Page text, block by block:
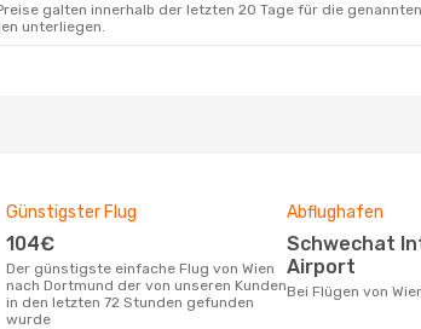
galten innerhalb der letzten 20 Tage für die
unterliegen.
Günstigster Flug
104€
Der günstigste einfache Flug von Wien
nach Dortmund der von unseren Kunden
in den letzten 72 Stunden gefunden
wurde
Abflughafen
Schwechat International
Airport
Bei Flügen von